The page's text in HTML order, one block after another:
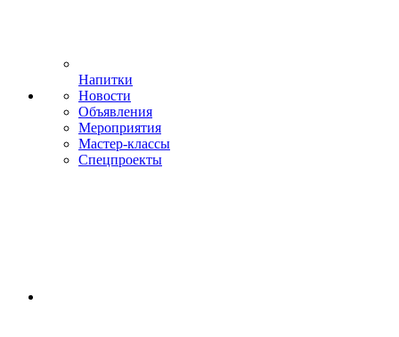
Напитки
Новости
Объявления
Мероприятия
Мастер-классы
Спецпроекты